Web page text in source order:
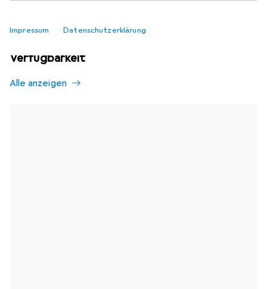
Impressum Datenschutzerklärung
Verfügbarkeit
Alle anzeigen